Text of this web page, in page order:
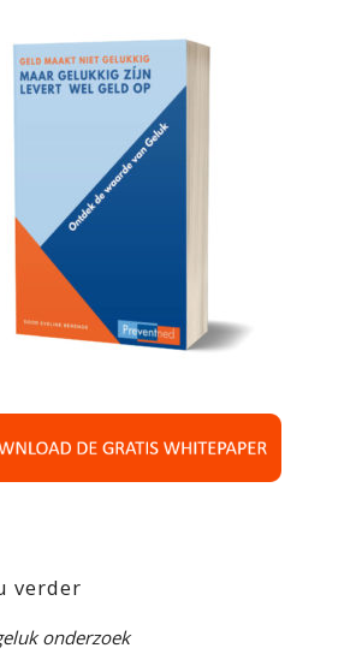
verder
onderzoek